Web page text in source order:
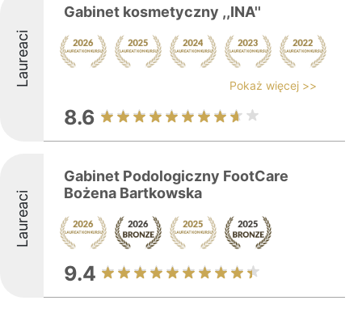
Laureaci
Gabinet kosmetyczny ,,INA''
Pokaż więcej >>
8.6
Laureaci
Gabinet Podologiczny FootCare
Bożena Bartkowska
9.4